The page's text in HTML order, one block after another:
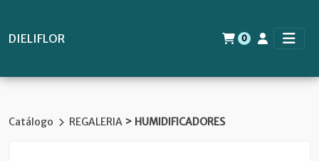
DIELIFLOR 0
Catálogo REGALERIA > HUMIDIFICADORES